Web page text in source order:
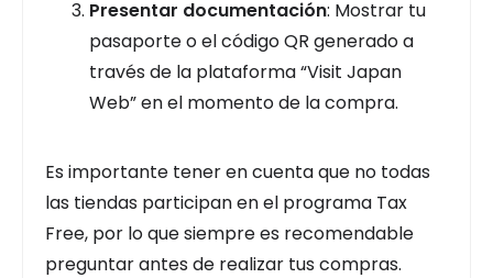
Presentar documentación: Mostrar tu
pasaporte o el código QR generado a
través de la plataforma “Visit Japan
Web” en el momento de la compra.
Es importante tener en cuenta que no todas
las tiendas participan en el programa Tax
Free, por lo que siempre es recomendable
preguntar antes de realizar tus compras.